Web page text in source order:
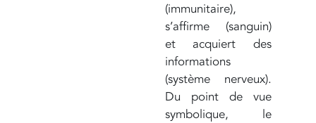
(immunitaire),
s’affirme (sanguin)
et acquiert des
informations
(système nerveux).
Du point de vue
symbolique, le